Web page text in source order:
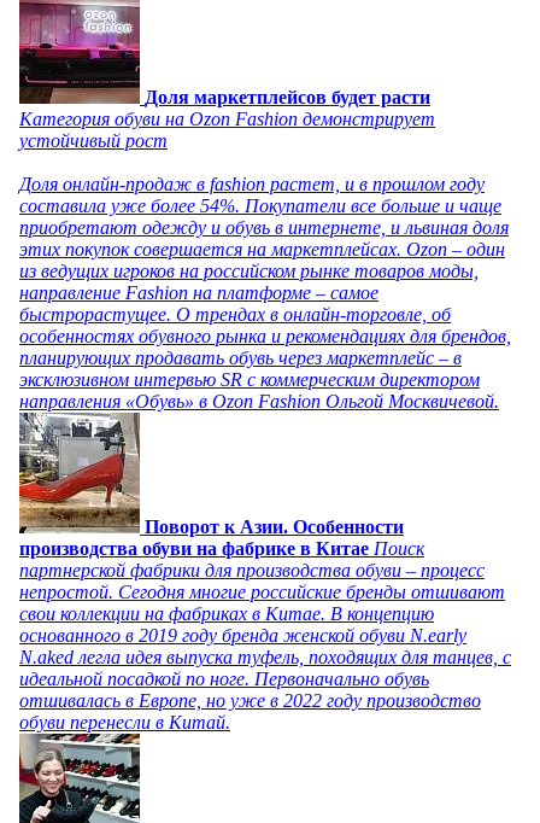
Доля маркетплейсов будет расти
Категория обуви на Ozon Fashion демонстрирует
устойчивый рост
Доля онлайн-продаж в fashion растет, и в прошлом году
составила уже более 54%. Покупатели все больше и чаще
приобретают одежду и обувь в интернете, и львиная доля
этих покупок совершается на маркетплейсах. Ozon – один
из ведущих игроков на российском рынке товаров моды,
направление Fashion на платформе – самое
быстрорастущее. О трендах в онлайн-торговле, об
особенностях обувного рынка и рекомендациях для брендов,
планирующих продавать обувь через маркетплейс – в
эксклюзивном интервью SR с коммерческим директором
направления «Обувь» в Ozon Fashion Ольгой Москвичевой.
Поворот к Азии. Особенности
производства обуви на фабрике в Китае Поиск
партнерской фабрики для производства обуви – процесс
непростой. Сегодня многие российские бренды отшивают
свои коллекции на фабриках в Китае. В концепцию
основанного в 2019 году бренда женской обуви N.early
N.aked легла идея выпуска туфель, походящих для танцев, с
идеальной посадкой по ноге. Первоначально обувь
отшивалась в Европе, но уже в 2022 году производство
обуви перенесли в Китай.